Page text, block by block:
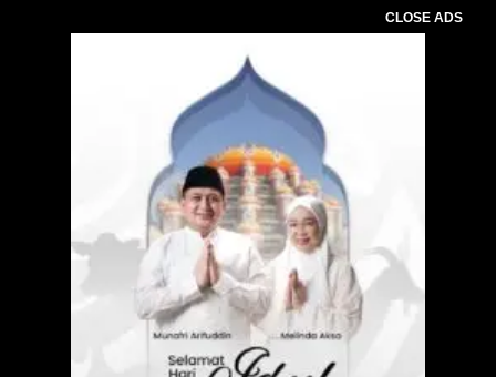
CLOSE ADS